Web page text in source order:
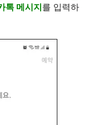
톡 메시지를 입력하